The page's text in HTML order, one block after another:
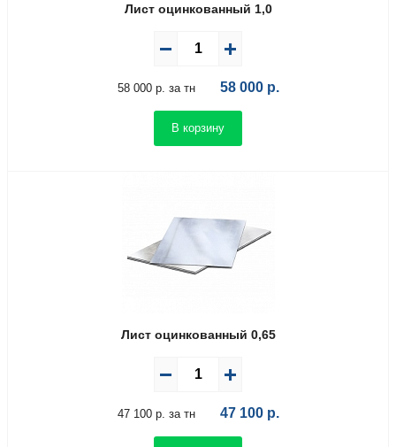
Лист оцинкованный 1,0
58 000 р. за тн 58 000р.
В корзину
Лист оцинкованный 0,65
47 100 р. за тн 47 100р.